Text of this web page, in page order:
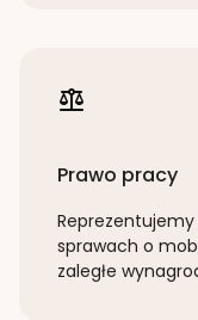
Prawo pracy
sprawach o
zaległe